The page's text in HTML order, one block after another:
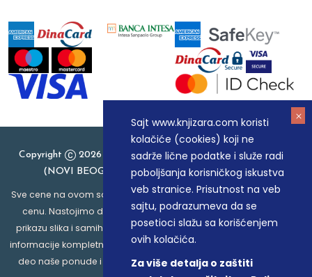
Sajt www.knjizara.com koristi
kolačiće (cookies) koji ne
sadrže lične podatke i služe radi
poboljšanja korisničkog iskustva
veb stranice. Prisutnost na veb
sajtu, podrazumeva da se
posetioci slažu sa korišćenjem
ovih kolačića.
Za više detalja o zaštiti
Copyright
2026 Knjizara.com - MAKART DOO BEOGRAD
(NOVI BEOGRAD), PIB: 105184104, MB: 20337524
Sve cene na ovom sajtu iskazane su u dinarima. PDV je uračunat u
cenu. Nastojimo da budemo što precizniji u opisu proizvoda,
prikazu slika i samih cena, ali ne možemo garantovati da su sve
informacije kompletne i bez grešaka. Svi artikli prikazani na sajtu su
deo naše ponude i ne podrazumeva da su dostupni u svakom